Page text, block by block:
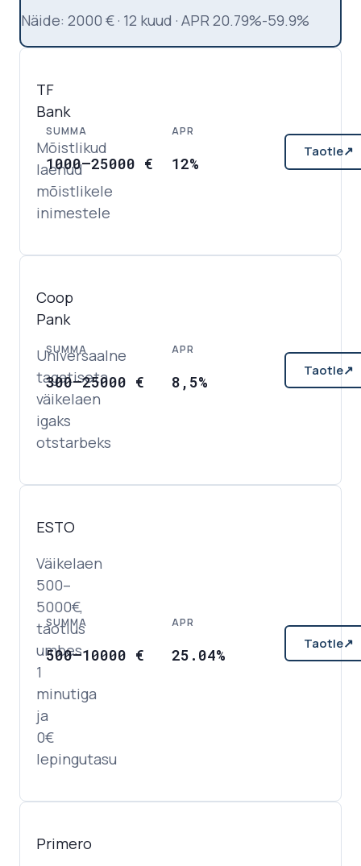
Näide: 2000 € · 12 kuud · APR 20.79%-59.9%
TF
Bank
Mõistlikud
laenud
mõistlikele
inimestele
SUMMA
1000–25000 €
APR
12%
Taotle↗
Coop
Pank
Universaalne
tagatiseta
väikelaen
igaks
otstarbeks
SUMMA
300–25000 €
APR
8,5%
Taotle↗
ESTO
Väikelaen
500–
5000€,
taotlus
umbes
1
minutiga
ja
0€
lepingutasu
SUMMA
500–10000 €
APR
25.04%
Taotle↗
Primero